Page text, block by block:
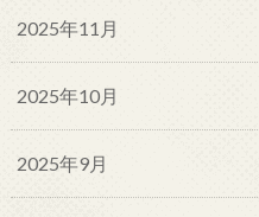
2025年11月
2025年10月
2025年9月